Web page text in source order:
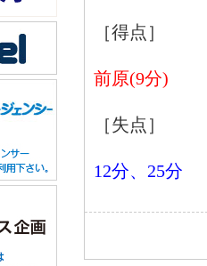
［得点］
前原(9分)
［失点］
12分、25分